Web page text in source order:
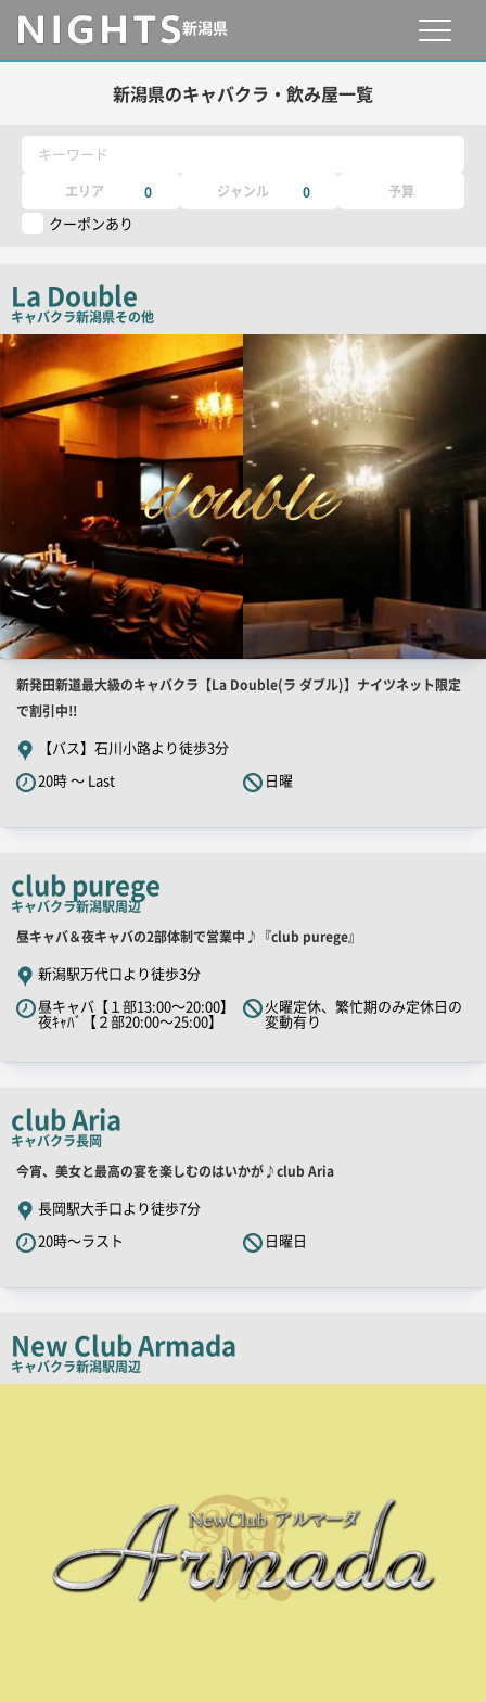
新潟県
新潟県のキャバクラ・飲み屋一覧
キーワード
エリア 0 ジャンル 0 予算
クーポンあり
La Double
キャバクラ新潟県その他
検
索
果
一
覧
店
舗
PR
キ
ャ
ピ
ー
新発田新道最大級のキャバクラ【La Double(ラ ダブル)】ナイツネット限定
で割引中!!
【バス】石川小路より徒歩3分
20時 ～ Last
日曜
club purege
キャバクラ新潟駅周辺
店
舗
PR
キ
ッ
コ
ピ
ー
昼キャバ＆夜キャバの2部体制で営業中♪『club purege』
新潟駅万代口より徒歩3分
昼キャバ【１部13:00～20:00】
夜ｷｬﾊﾞ【２部20:00～25:00】
火曜定休、繁忙期のみ定休日の
変動有り
club Aria
キャバクラ長岡
店
舗
PR
キ
コ
ピ
今宵、美女と最高の宴を楽しむのはいかが♪club Aria
長岡駅大手口より徒歩7分
20時～ラスト
日曜日
New Club Armada
キャバクラ新潟駅周辺
店